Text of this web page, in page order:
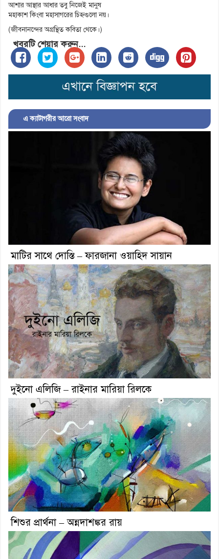
আশার আস্থার আধার তবু নিজেই মানুষ
মহাকাশ কিংবা মহাসাগরের চিহ্নগুলো নয়।
(জীবনানন্দের অগ্রন্থিত কবিতা থেকে।)
খবরটি শেয়ার করুন...
এ ক্যাটাগরীর আরো সংবাদ
মাটির সাথে দোস্তি – ফারজানা ওয়াহিদ সায়ান
দুইনো এলিজি – রাইনার মারিয়া রিলকে
শিশুর প্রার্থনা – অন্নদাশঙ্কর রায়